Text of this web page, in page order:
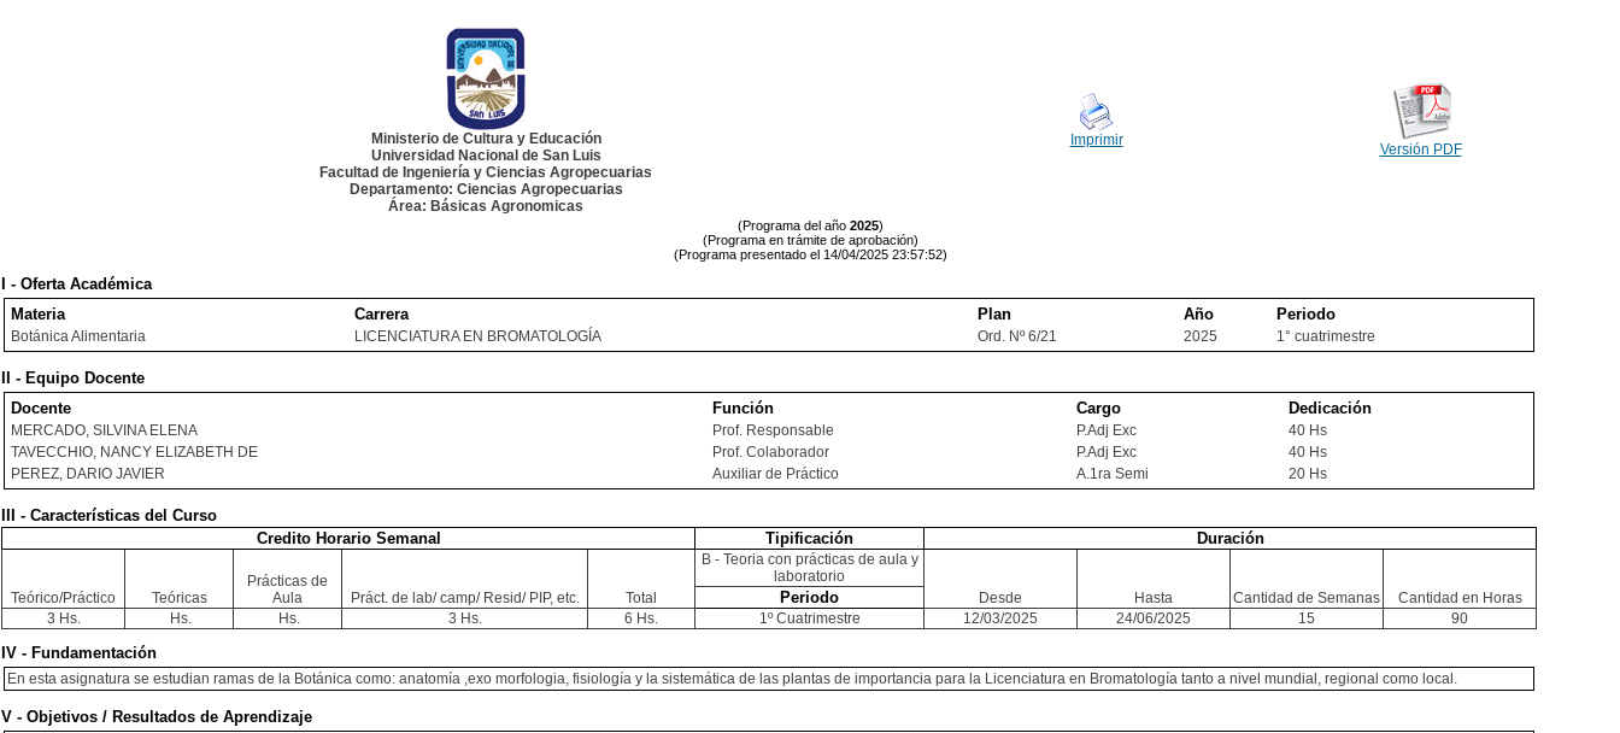
Ministerio de Cultura y Educación
Universidad Nacional de San Luis
Facultad de Ingeniería y Ciencias Agropecuarias
Departamento: Ciencias Agropecuarias
Área: Básicas Agronomicas
Imprimir
Versión PDF
(Programa del año 2025)
(Programa en trámite de aprobación)
(Programa presentado el 14/04/2025 23:57:52)
I - Oferta Académica
Materia
Carrera Plan Año Periodo
Botánica Alimentaria LICENCIATURA EN BROMATOLOGÍA Ord. Nº 6/21 2025 1° cuatrimestre
II - Equipo Docente
Docente
Función Cargo Dedicación
MERCADO, SILVINA ELENA Prof. Responsable P.Adj Exc
40 Hs
TAVECCHIO, NANCY ELIZABETH DE
Prof. Colaborador P.Adj Exc
40 Hs
PEREZ, DARIO JAVIER
Auxiliar de Práctico A.1ra Semi 20 Hs
III - Características del Curso
Credito Horario Semanal
Tipificación Duración
Teórico/Práctico Teóricas
Prácticas de
Aula
Práct. de lab/ camp/ Resid/ PIP, etc. Total
B - Teoria con prácticas de aula y
laboratorio
Desde
Hasta Cantidad de Semanas Cantidad en Horas
Periodo
3 Hs. Hs. Hs. 3 Hs. 6 Hs. 1º Cuatrimestre 12/03/2025 24/06/2025 15 90
IV - Fundamentación
En esta asignatura se estudian ramas de la Botánica como: anatomía ,exo morfologia, fisiología y la sistemática de las plantas de importancia para la Licenciatura en Bromatología tanto a nivel mundial, regional como local.
V - Objetivos / Resultados de Aprendizaje